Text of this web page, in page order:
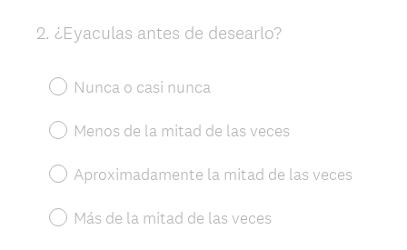
Question
2. ¿Eyaculas antes de desearlo?
Nunca o casi nunca
Menos de la mitad de las veces
Aproximadamente la mitad de las veces
Más de la mitad de las veces